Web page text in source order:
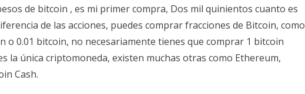
de bitcoin , es mi primer compra, Dos mil quinientos cuanto es
de las acciones, puedes comprar fracciones de Bitcoin, como
o 0.01 bitcoin, no necesariamente tienes que comprar 1 bitcoin
la única criptomoneda, existen muchas otras como Ethereum,
Cash.